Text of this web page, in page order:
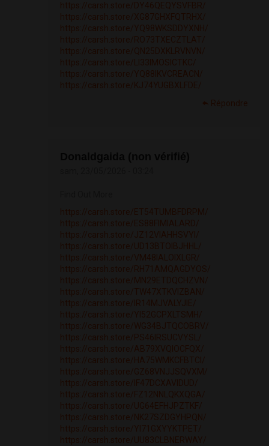
https://carsh.store/DY46QEQYSVFBR/
https://carsh.store/XG87GHXFQTRHX/
https://carsh.store/YQ98WKSDDYXNH/
https://carsh.store/RO73TXECZTLAT/
https://carsh.store/QN25DXKLRVNVN/
https://carsh.store/LI33IMOSICTKC/
https://carsh.store/YQ88IKVCREACN/
https://carsh.store/KJ74YUGBXLFDE/
Répondre
https://carsh.store/ET54TUMBFDRPM/
https://carsh.store/ES88FIMIALARD/
https://carsh.store/JZ12VIAHHSVYI/
https://carsh.store/UD13BTOIBJHHL/
https://carsh.store/VM48IALOIXLGR/
https://carsh.store/RH71AMQAGDYOS/
https://carsh.store/MN29ETDQCHZVN/
https://carsh.store/TW47XTKVIZBAN/
https://carsh.store/IR14MJVALYJIE/
https://carsh.store/YI52GCPXLTSMH/
https://carsh.store/WG34BJTQCOBRV/
https://carsh.store/PS46IRSUCVYSL/
https://carsh.store/AB79XVQIOCFQX/
https://carsh.store/HA75WMKCFBTCI/
https://carsh.store/GZ68VNJJSQVXM/
https://carsh.store/IF47DCXAVIDUD/
https://carsh.store/FZ12NNLQKXQGA/
https://carsh.store/UG64EFHJPZTKF/
https://carsh.store/NK27SZDGYHPQN/
https://carsh.store/YI71GXYYKTPET/
https://carsh.store/UU83CLBNERWAY/